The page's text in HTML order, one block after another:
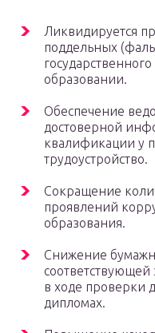
Ликвидируется
поддельных
образовании.
Обеспечение
достоверной
квалификации у
трудоустройство.
Сокращение
проявлений
образования.
Снижение
в ходе проверки
дипломах.